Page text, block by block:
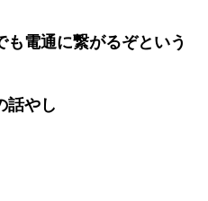
も電通に繋がるぞという
話やし